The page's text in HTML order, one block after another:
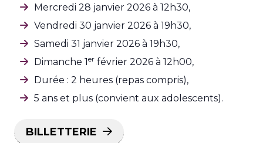
Mercredi 28 janvier 2026 à 12h30,
Vendredi 30 janvier 2026 à 19h30,
Samedi 31 janvier 2026 à 19h30,
Dimanche 1er février 2026 à 12h00,
Durée : 2 heures (repas compris),
5 ans et plus (convient aux adolescents).
BILLETTERIE